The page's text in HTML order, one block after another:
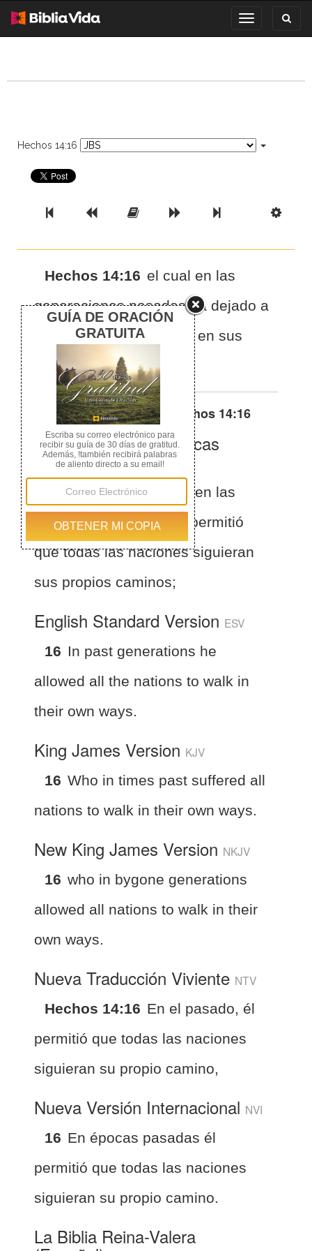
Toggle
navigation
Hechos 14:16
Previous BookPrevious Chapter
Read the Full Chapter
Next Chapter
Next Book
Hechos 14:16 el cual en las
generaciones pasadas ha dejado a
todos los gentiles andar en sus
caminos
Otras traducciones de Hechos 14:16
La Biblia de las Américas
(Español)BLA
Hechos 14:16
el cual en las
generaciones pasadas permitió
que todas las naciones siguieran
sus propios caminos;
English Standard Version ESV
16 In past generations he
allowed all the nations to walk in
their own ways.
King James Version KJV
16 Who in times past suffered all
nations to walk in their own ways.
New King James Version NKJV
16 who in bygone generations
allowed all nations to walk in their
own ways.
Nueva Traducción Viviente NTV
Hechos 14:16 En el pasado, él
permitió que todas las naciones
siguieran su propio camino,
Nueva Versión Internacional NVI
16 En épocas pasadas él
permitió que todas las naciones
siguieran su propio camino.
La Biblia Reina-Valera